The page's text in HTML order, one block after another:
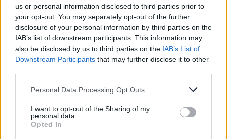
us or personal information disclosed to third parties prior to
your opt-out. You may separately opt-out of the further
disclosure of your personal information by third parties on the
IAB’s list of downstream participants. This information may
also be disclosed by us to third parties on the IAB’s List of
Downstream Participants that may further disclose it to other
Please note that this website/app uses one or more Google
not limited to your visit or usage behaviour. You may click to
grant or deny consent to Google and its third-party tags to
use your data for below specified purposes in below Google
Personal Data Processing Opt Outs
I want to opt-out of the Sharing of my
personal data.
Opted In
Παροχή ρεύματος Ph /
v / Hz
1N / 220 – 240V /
50Hz
Ηχητική Πίεση εξωτ.
dB(A) 59
03Επιπρόσθετα χαρακτηριστικά
σωληνώσεων
5/8